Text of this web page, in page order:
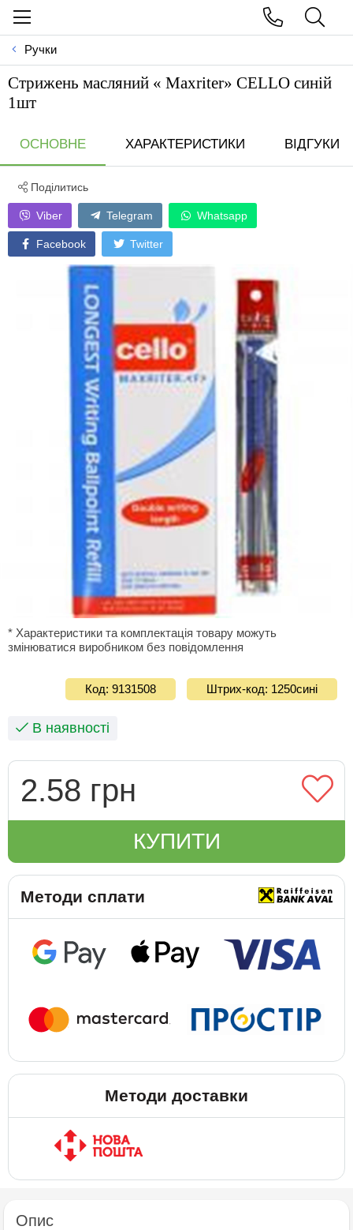
Ручки
Стрижень масляний « Maxriter» СELLO синій
1шт
ОСНОВНЕ ХАРАКТЕРИСТИКИ ВІДГУКИ
Поділитись
Viber Telegram Whatsapp
Facebook Twitter
* Характеристики та комплектація товару можуть
змінюватися виробником без повідомлення
Код: 9131508 Штрих-код: 1250синi
В наявності
2.58 грн
КУПИТИ
Методи сплати
Методи доставки
Опис